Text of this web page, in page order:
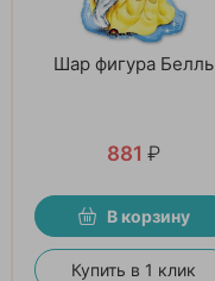
Шар фигура Белль
881 ₽
В корзину
Купить в 1 клик